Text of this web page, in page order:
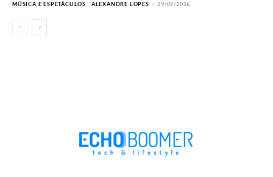
MÚSICA E ESPETÁCULOS ALEXANDRE LOPES - 29/07/2026